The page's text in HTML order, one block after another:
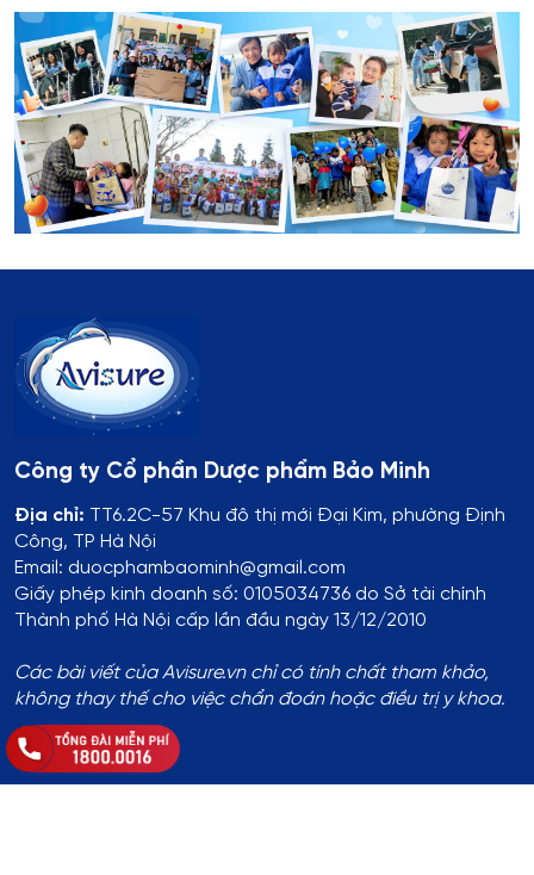
Công ty Cổ phần Dược phẩm Bảo Minh
Địa chỉ: TT6.2C-57 Khu đô thị mới Đại Kim, phường Định
Công, TP Hà Nội
Email: duocphambaominh@gmail.com
Giấy phép kinh doanh số: 0105034736 do Sở tài chính
Thành phố Hà Nội cấp lần đầu ngày 13/12/2010
Các bài viết của Avisure.vn chỉ có tính chất tham khảo,
không thay thế cho việc chẩn đoán hoặc điều trị y khoa.